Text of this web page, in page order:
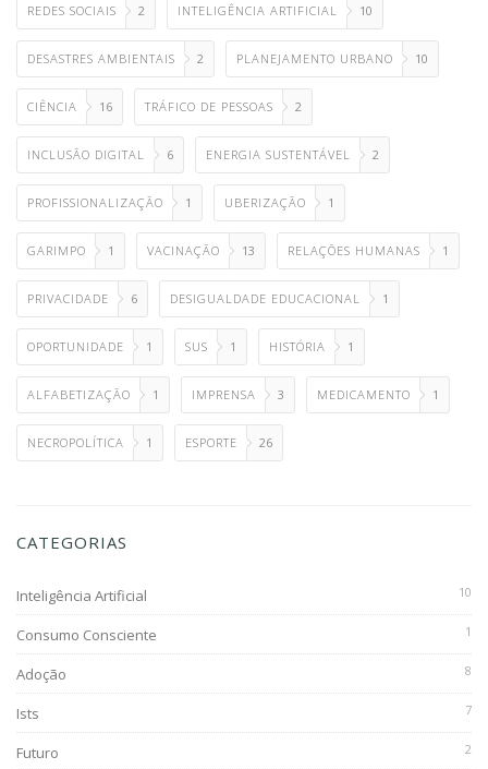
REDES SOCIAIS 2 INTELIGÊNCIA ARTIFICIAL 10
DESASTRES AMBIENTAIS 2 PLANEJAMENTO URBANO 10
CIÊNCIA 16 TRÁFICO DE PESSOAS 2
INCLUSÃO DIGITAL 6 ENERGIA SUSTENTÁVEL 2
PROFISSIONALIZAÇÃO 1 UBERIZAÇÃO 1
GARIMPO 1 VACINAÇÃO 13 RELAÇÕES HUMANAS 1
PRIVACIDADE 6 DESIGUALDADE EDUCACIONAL 1
OPORTUNIDADE 1 SUS 1 HISTÓRIA 1
ALFABETIZAÇÃO 1 IMPRENSA 3 MEDICAMENTO 1
NECROPOLÍTICA 1 ESPORTE 26
CATEGORIAS
Inteligência Artificial 10
Consumo Consciente 1
Adoção 8
Ists 7
Futuro 2